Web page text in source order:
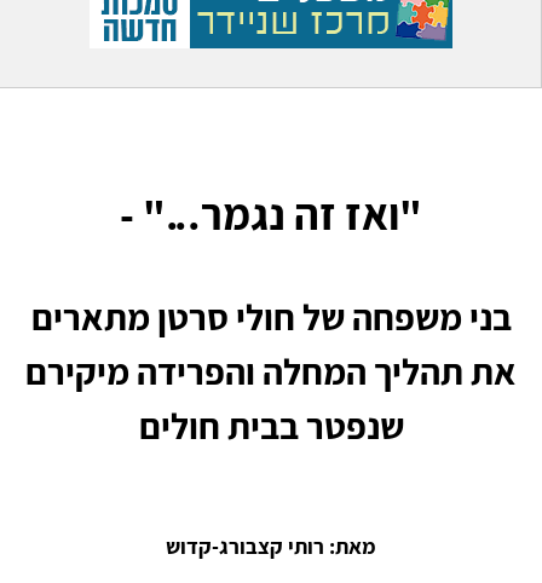
"ואז זה נגמר..." -
בני משפחה של חולי סרטן מתארים
את תהליך המחלה והפרידה מיקירם
שנפטר בבית חולים
מאת: רותי קצבורג-קדוש